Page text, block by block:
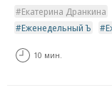
Екатерина Дранкина
Еженедельный Ъ
10 мин.